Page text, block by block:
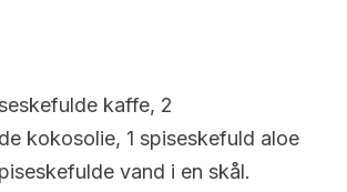
kaffe, 2
kokosolie, 1 spiseskefuld aloe
vand i en skål.